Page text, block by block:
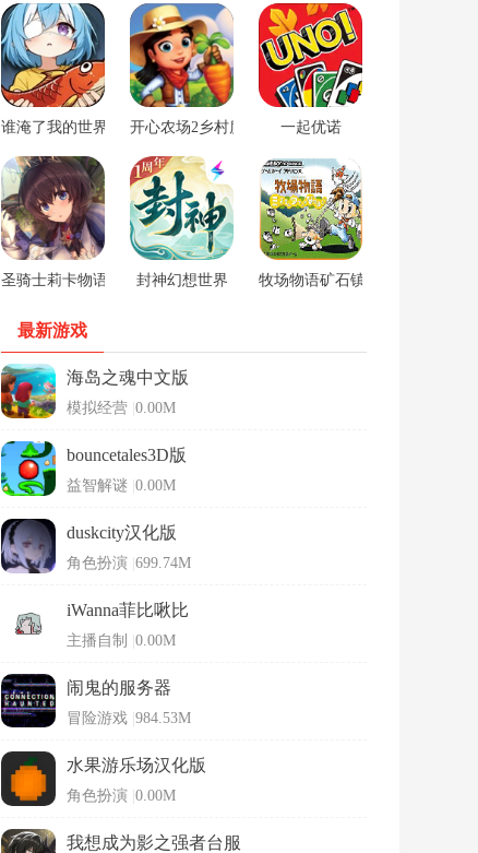
谁淹了我的世界游戏开心农场2乡村度假中文版一起优诺
圣骑士莉卡物语安卓手游封神幻想世界 牧场物语矿石镇的伙伴们男孩版
最新游戏
海岛之魂中文版
模拟经营 0.00M
bouncetales3D版
益智解谜 0.00M
duskcity汉化版
角色扮演 699.74M
iWanna菲比啾比
主播自制 0.00M
闹鬼的服务器
冒险游戏 984.53M
水果游乐场汉化版
角色扮演 0.00M
我想成为影之强者台服